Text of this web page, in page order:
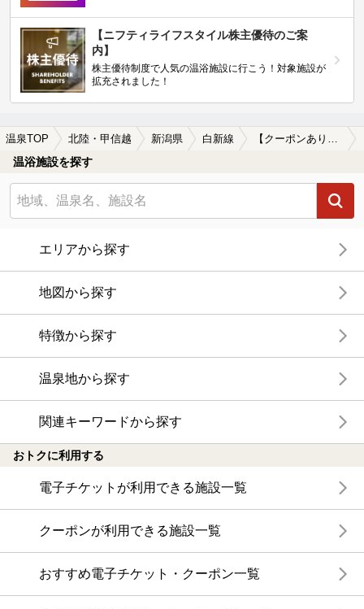
【ニフティライフスタイル株主優待のご案
内】
株主優待制度で人気の温浴施設に行こう！対象施設が
拡充されました！
温泉TOP 北陸・甲信越 新潟県 白新線 【クーポンあり】サウナ付きの白新線周辺の温泉、日帰り温泉、スーパー銭湯を探す
温浴施設を探す
エリアから探す
地図から探す
特徴から探す
温泉地から探す
関連キーワードから探す
おトクに利用する
電子チケットが利用できる施設一覧
クーポンが利用できる施設一覧
おすすめ電子チケット・クーポン一覧